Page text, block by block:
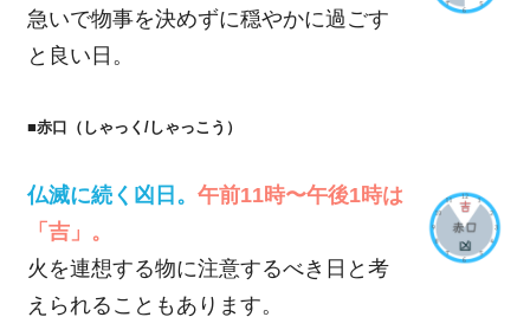
急いで物事を決めずに穏やかに過ごす
と良い日。
■赤口（しゃっく/しゃっこう）
仏滅に続く凶日。 午前11時〜午後1時は
「吉」。
火を連想する物に注意するべき日と考
えられることもあります。